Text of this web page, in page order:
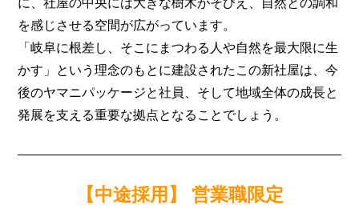
を感じさせる空間が広がっています。
「岐阜に根差し、そこにまつわる人や自然を最大限に生
かす」という理念のもとに建設されたこの新社屋は、今
後のヤマニパッケージと社員、そして地域全体の成長と
発展を支える重要な拠点となることでしょう。
【中途採用】 営業職限定